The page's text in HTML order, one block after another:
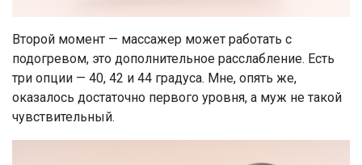
Второй момент — массажер может работать с
подогревом, это дополнительное расслабление. Есть
три опции — 40, 42 и 44 градуса. Мне, опять же,
оказалось достаточно первого уровня, а муж не такой
чувствительный.